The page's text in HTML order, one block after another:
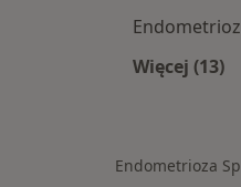
Więcej (13)
Endometrioza